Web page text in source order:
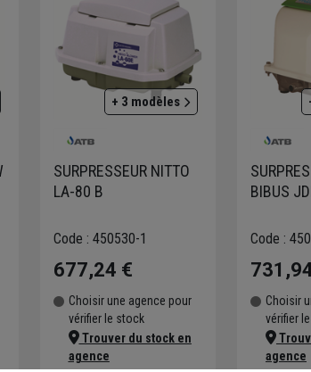
+ 3 modèles
SURPRESSEUR NITTO
LA-80 B
Code : 450530-1
677,24 €
Choisir une agence pour
vérifier le stock
Trouver du stock en
agence
BIBUS
Code :
Choisir
vérifier
agence